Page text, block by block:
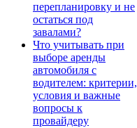
перепланировку и не
остаться под
завалами?
Что учитывать при
выборе аренды
автомобиля с
водителем: критерии,
условия и важные
вопросы к
провайдеру